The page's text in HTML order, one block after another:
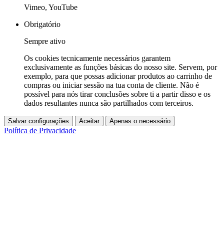
Vimeo, YouTube
Obrigatório
Sempre ativo
Os cookies tecnicamente necessários garantem
exclusivamente as funções básicas do nosso site. Servem, por
exemplo, para que possas adicionar produtos ao carrinho de
compras ou iniciar sessão na tua conta de cliente. Não é
possível para nós tirar conclusões sobre ti a partir disso e os
dados resultantes nunca são partilhados com terceiros.
Salvar configurações Aceitar Apenas o necessário
Política de Privacidade